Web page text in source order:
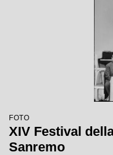
FOTO
XIV Festival
Sanremo